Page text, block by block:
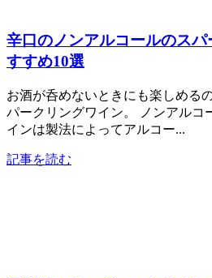
辛口のノンアルコールのス
すすめ10選
お酒が呑めないときにも楽しめる
パークリングワイン。 ノンアルコ
インは製法によってアルコー...
記事を読む